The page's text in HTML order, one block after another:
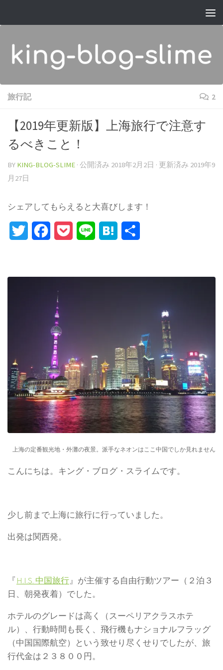
旅行記 2
【2019年更新版】上海旅行で注意す
るべきこと！
BY KING-BLOG-SLIME · 公開済み 2018年2月2日 · 更新済み 2019年9
月27日
シェアしてもらえると大喜びします！
Twitter FacebookPocket Line Hatena
上海の定番観光地・外灘の夜景。派手なネオンはここ中国でしか見れません
こんにちは。キング・ブログ・スライムです。
少し前まで上海に旅行に行っていました。
出発は関西発。
『 H.I.S. 中国旅行』が主催する自由行動ツアー（２泊３
日、朝発夜着）でした。
ホテルのグレードは高く（スーペリアクラスホテ
ル）、行動時間も長く、飛行機もナショナルフラッグ
（中国国際航空）という致せり尽くせりでしたが、旅
行代金は２３８００円。